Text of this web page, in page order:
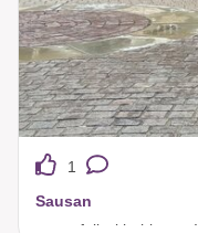
1
Sausan